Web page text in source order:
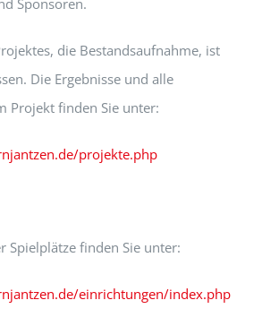
Sponsoren.
die Bestandsaufnahme, ist
Die Ergebnisse und alle
Projekt finden Sie unter:
projekte.php
Spielplätze finden Sie unter:
einrichtungen/index.php